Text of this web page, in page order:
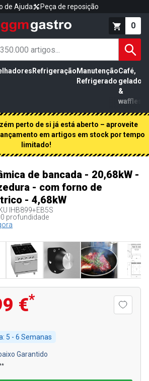
de Ajuda Peça de reposição
0
Refrigeração Manutenção
Refrigerado
Café,
gelados
&
waffles
perto de si já está aberto – aproveite
em artigos em stock por tempo
limitado!
de bancada - 20,68kW -
- com forno de
- 4,68kW
IHB899+EB5S
profundidade
€*
5 - 6 Semanas
Garantido